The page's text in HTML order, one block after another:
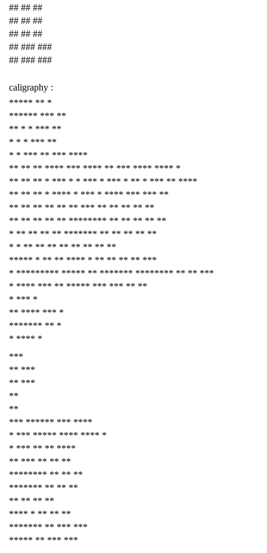
## ## ##
## ## ##
## ## ##
## ### ###
## ### ###
caligraphy :
***** ** *
****** *** **
** * * *** **
* * * *** **
* * *** ** *** ****
** ** ** **** *** **** ** *** **** **** *
** ** ** * *** * * *** * *** * ** * *** ** ****
** ** ** * **** * *** * **** *** *** **
** ** ** ** ** ** *** ** ** ** ** **
** ** ** ** ** ******** ** ** ** ** **
* ** ** ** ** ******* ** ** ** ** **
* * ** ** ** ** ** ** ** **
***** * ** ** **** * ** ** ** ** ***
* ********* ***** ** ******* ******** ** ** ***
* **** *** ** ***** *** *** ** **
* *** *
** **** *** *
******* ** *
* **** *
***
** ***
** ***
**
**
*** ****** *** ****
* *** ***** **** **** *
* *** ** ** ****
** *** ** ** **
******** ** ** **
******* ** ** **
** ** ** **
**** * ** ** **
******* ** *** ***
***** ** *** ***